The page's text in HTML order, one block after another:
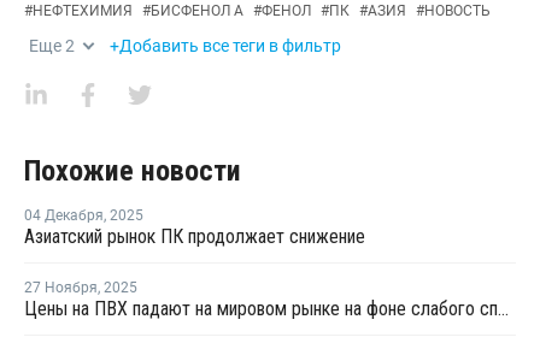
#НЕФТЕХИМИЯ #БИСФЕНОЛ А #ФЕНОЛ #ПК #АЗИЯ #НОВОСТЬ
Еще2 +Добавить все теги в фильтр
Похожие новости
04 Декабря, 2025
Азиатский рынок ПК продолжает снижение
27 Ноября, 2025
Цены на ПВХ падают на мировом рынке на фоне слабого спроса и высокого давления на рынки